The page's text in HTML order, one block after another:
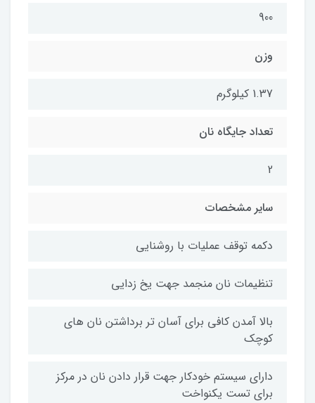
900
وزن
1.37 کیلوگرم
تعداد جایگاه نان
2
سایر مشخصات
دکمه توقف عملیات با روشنایی
تنظیمات نان منجمد جهت یخ زدایی
بالا آمدن کافی برای آسان تر برداشتن نان های
کوچک
دارای سیستم خودکار جهت قرار دادن نان در مرکز
برای تست یکنواخت